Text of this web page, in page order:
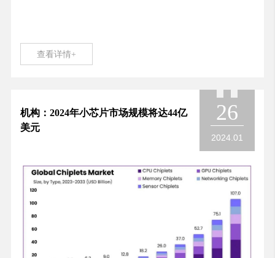
查看详情+
机构：2024年小芯片市场规模将达44亿
美元
26
2024.01